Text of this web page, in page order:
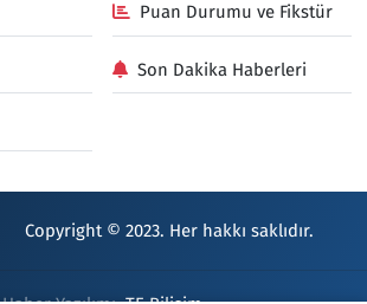
Puan Durumu ve Fikstür
Son Dakika Haberleri
Copyright © 2023. Her hakkı saklıdır.